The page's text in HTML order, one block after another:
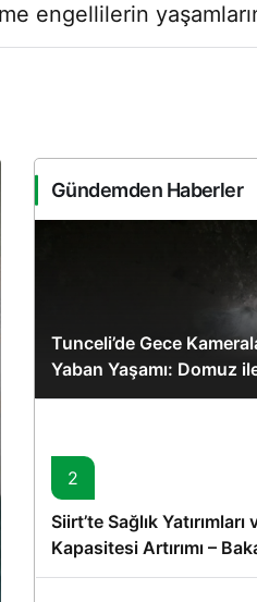
Gece Modu
Gece modunu
engellilerin
Gündemden Haberler
Tunceli’de Gece
Yaban Yaşamı: Domuz
Karede
2
Siirt’te Sağlık
Kapasitesi Artırımı –
Memişoğlu’nun Ziyareti